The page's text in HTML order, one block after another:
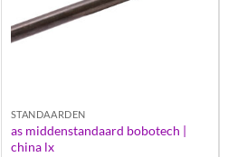
STANDAARDEN
as middenstandaard bobotech |
china lx